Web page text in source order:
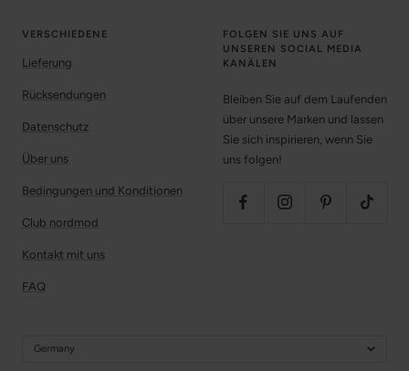
VERSCHIEDENE
Lieferung
Rücksendungen
Datenschutz
Über uns
Bedingungen und Konditionen
Club nordmod
Kontakt mit uns
FAQ
FOLGEN SIE UNS AUF
UNSEREN SOCIAL MEDIA
KANÄLEN
Bleiben Sie auf dem Laufenden
über unsere Marken und lassen
Sie sich inspirieren, wenn Sie
uns folgen!
Germany